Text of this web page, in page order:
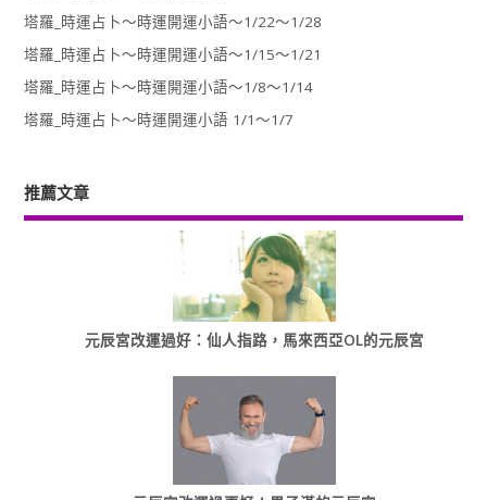
塔羅_時運占卜～時運開運小語～1/22～1/28
塔羅_時運占卜～時運開運小語～1/15～1/21
塔羅_時運占卜～時運開運小語～1/8～1/14
塔羅_時運占卜～時運開運小語 1/1～1/7
推薦文章
元辰宮改運過好：仙人指路，馬來西亞OL的元辰宮